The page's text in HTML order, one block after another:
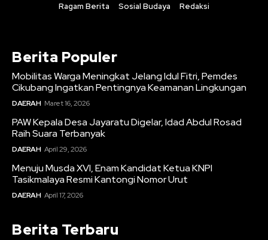
Ragam Berita
Sosial Budaya Redaksi
Berita Populer
Mobilitas Warga Meningkat Jelang Idul Fitri, Pemdes
Cikubang Ingatkan Pentingnya Keamanan Lingkungan
DAERAH Maret 16, 2026
PAW Kepala Desa Jayaratu Digelar, Idad Abdul Rosad
Raih Suara Terbanyak
DAERAH April 29, 2026
Menuju Musda XVI, Enam Kandidat Ketua KNPI
Tasikmalaya Resmi Kantongi Nomor Urut
DAERAH April 17, 2026
Berita Terbaru